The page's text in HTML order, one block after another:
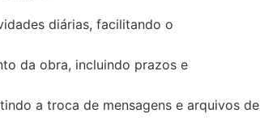
diárias, facilitando o
da obra, incluindo prazos e
a troca de mensagens e arquivos de